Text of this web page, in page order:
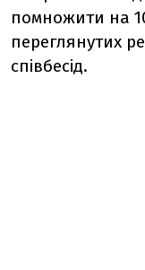
помножити на
переглянутих
співбесід.